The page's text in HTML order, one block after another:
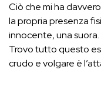
Ciò che mi ha
la propria presenza
innocente, una suora.
Trovo tutto questo
crudo e volgare è